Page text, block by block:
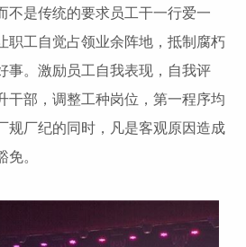
不是传统的要求员工干一行爱一
职工自觉占领业余阵地，抵制腐朽
事。激励员工自我表现，自我评
干部，调整工种岗位，第一程序均
规厂纪的同时，凡是客观原因造成
。